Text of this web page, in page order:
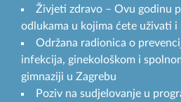
Živjeti zdravo – Ovu godinu
odlukama u kojima ćete uživati i
Održana radionica o
infekcija, ginekološkom i
gimnaziji u Zagrebu
Poziv na sudjelovanje u